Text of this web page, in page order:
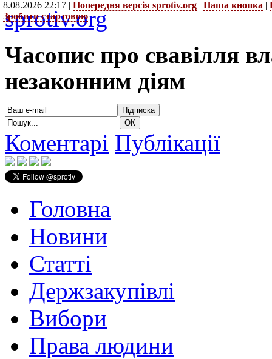
8.08.2026 22:17 | Попередня версія sprotiv.org | Наша кнопка |
Зробити стартовою
sprotiv.org
Часопис про свавілля
незаконним діям
Коментарі Публікації
Головна
Новини
Статті
Держзакупівлі
Вибори
Права людини